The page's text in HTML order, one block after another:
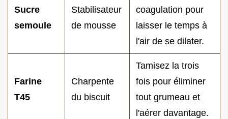
Sucre
semoule
Stabilisateur
de mousse
coagulation pour
laisser le temps à
l'air de se dilater.
Farine
T45
Charpente
du biscuit
Tamisez la trois
fois pour éliminer
tout grumeau et
l'aérer davantage.